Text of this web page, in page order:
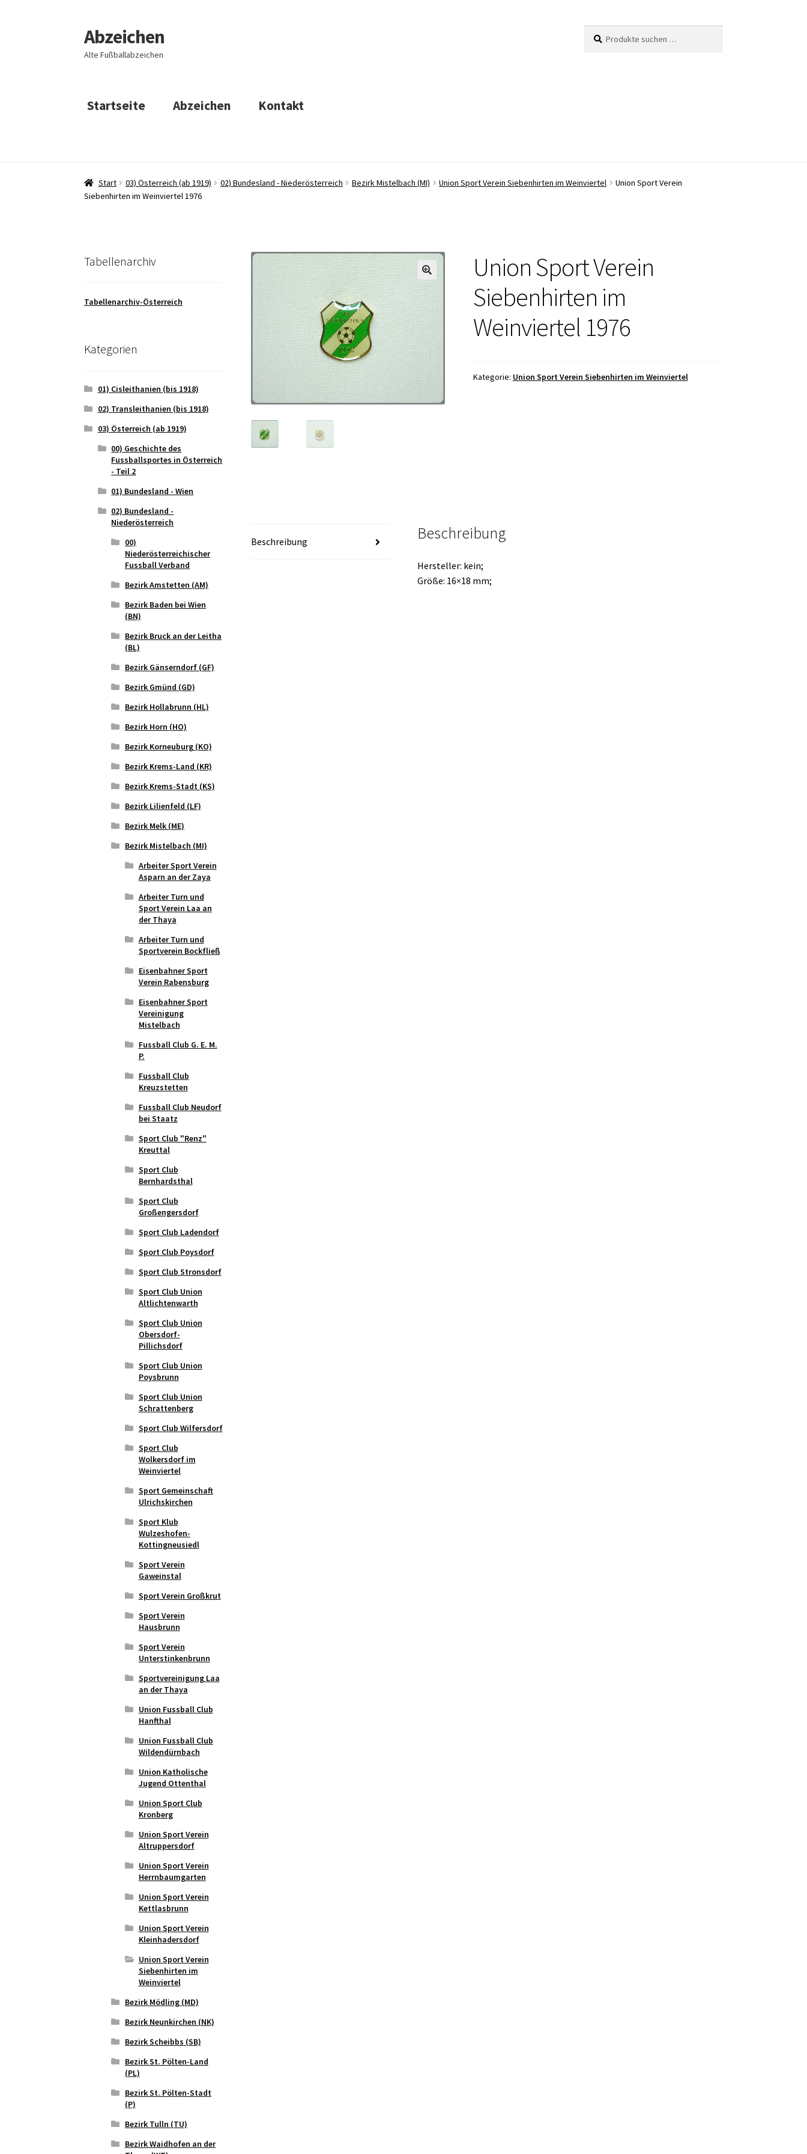
Zur
Navigation
springen
Zum
Inhalt
springen
Abzeichen
Alte Fußballabzeichen
nach:
Startseite Abzeichen Kontakt
Start 03) Österreich (ab 1919) 02) Bundesland - Niederösterreich Bezirk Mistelbach (MI) Union Sport Verein Siebenhirten im Weinviertel
Union Sport Verein
Siebenhirten im Weinviertel 1976
Union Sport Verein
Siebenhirten im
Weinviertel 1976
Kategorie: Union Sport Verein Siebenhirten im Weinviertel
Beschreibung Beschreibung
Hersteller: kein;
Größe: 16×18 mm;
Tabellenarchiv
Tabellenarchiv-Österreich
Kategorien
01) Cisleithanien (bis 1918)
02) Transleithanien (bis 1918)
03) Österreich (ab 1919)
00) Geschichte des
Fussballsportes in Österreich
- Teil 2
01) Bundesland - Wien
02) Bundesland -
Niederösterreich
00)
Niederösterreichischer
Fussball Verband
Bezirk Amstetten (AM)
Bezirk Baden bei Wien
(BN)
Bezirk Bruck an der Leitha
(BL)
Bezirk Gänserndorf (GF)
Bezirk Gmünd (GD)
Bezirk Hollabrunn (HL)
Bezirk Horn (HO)
Bezirk Korneuburg (KO)
Bezirk Krems-Land (KR)
Bezirk Krems-Stadt (KS)
Bezirk Lilienfeld (LF)
Bezirk Melk (ME)
Bezirk Mistelbach (MI)
Arbeiter Sport Verein
Asparn an der Zaya
Arbeiter Turn und
Sport Verein Laa an
der Thaya
Arbeiter Turn und
Sportverein Bockfließ
Eisenbahner Sport
Verein Rabensburg
Eisenbahner Sport
Vereinigung
Mistelbach
Fussball Club G. E. M.
P.
Fussball Club
Kreuzstetten
Fussball Club Neudorf
bei Staatz
Sport Club "Renz"
Kreuttal
Sport Club
Bernhardsthal
Sport Club
Großengersdorf
Sport Club Ladendorf
Sport Club Poysdorf
Sport Club Stronsdorf
Sport Club Union
Altlichtenwarth
Sport Club Union
Obersdorf-
Pillichsdorf
Sport Club Union
Poysbrunn
Sport Club Union
Schrattenberg
Sport Club Wilfersdorf
Sport Club
Wolkersdorf im
Weinviertel
Sport Gemeinschaft
Ulrichskirchen
Sport Klub
Wulzeshofen-
Kottingneusiedl
Sport Verein
Gaweinstal
Sport Verein Großkrut
Sport Verein
Hausbrunn
Sport Verein
Unterstinkenbrunn
Sportvereinigung Laa
an der Thaya
Union Fussball Club
Hanfthal
Union Fussball Club
Wildendürnbach
Union Katholische
Jugend Ottenthal
Union Sport Club
Kronberg
Union Sport Verein
Altruppersdorf
Union Sport Verein
Herrnbaumgarten
Union Sport Verein
Kettlasbrunn
Union Sport Verein
Kleinhadersdorf
Union Sport Verein
Siebenhirten im
Weinviertel
Bezirk Mödling (MD)
Bezirk Neunkirchen (NK)
Bezirk Scheibbs (SB)
Bezirk St. Pölten-Land
(PL)
Bezirk St. Pölten-Stadt
(P)
Bezirk Tulln (TU)
Bezirk Waidhofen an der